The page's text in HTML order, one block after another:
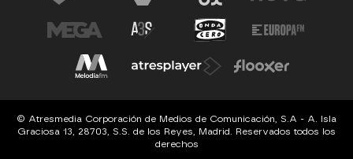
© Atresmedia Corporación de Medios de Comunicación, S.A - A. Isla
Graciosa 13, 28703, S.S. de los Reyes, Madrid. Reservados todos los
derechos